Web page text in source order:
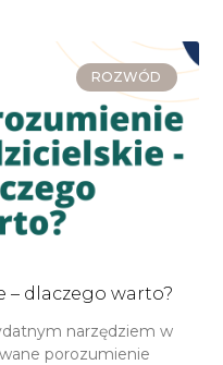
ROZWÓD
– dlaczego warto?
narzędziem w
porozumienie